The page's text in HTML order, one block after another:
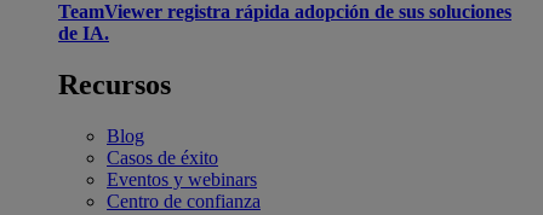
TeamViewer registra rápida adopción de sus soluciones
de IA.
Recursos
Blog
Casos de éxito
Eventos y webinars
Centro de confianza